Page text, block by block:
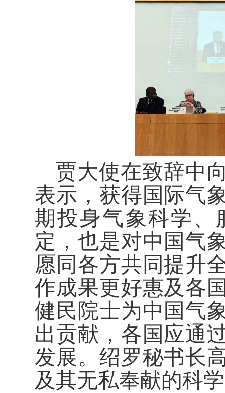
贾大使在致辞中
表示，获得国际气
期投身气象科学、
定，也是对中国气
愿同各方共同提升
作成果更好惠及各
健民院士为中国气
出贡献，各国应通
发展。绍罗秘书长
及其无私奉献的科